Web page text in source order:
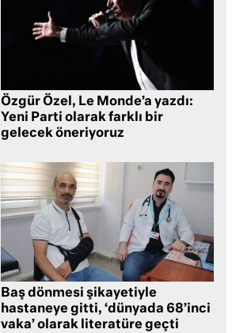
Özgür Özel, Le Monde’a yazdı:
Yeni Parti olarak farklı bir
gelecek öneriyoruz
Baş dönmesi şikayetiyle
hastaneye gitti, ‘dünyada 68’inci
vaka’ olarak literatüre geçti